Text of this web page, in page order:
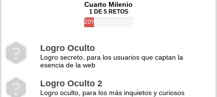
Cuarto Milenio
1 DE 5 RETOS
20%
Logro Oculto
Logro secreto, para los usuarios que captan la
esencia de la web
Logro Oculto 2
Logro oculto, para los más inquietos y curiosos